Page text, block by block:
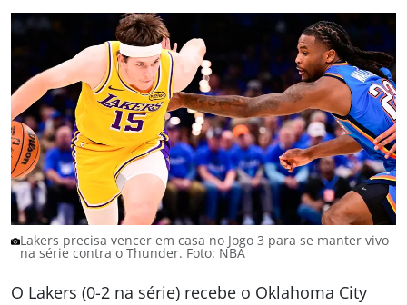
Lakers precisa vencer em casa no Jogo 3 para se manter vivo
na série contra o Thunder. Foto: NBA
O Lakers (0-2 na série) recebe o Oklahoma City